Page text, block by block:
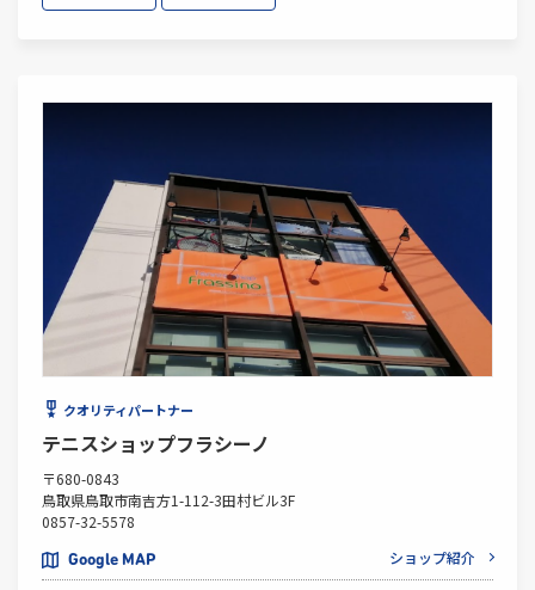
クオリティパートナー
テニスショップフラシーノ
〒680-0843
鳥取県鳥取市南吉方1-112-3田村ビル3F
0857-32-5578
Google MAP ショップ紹介